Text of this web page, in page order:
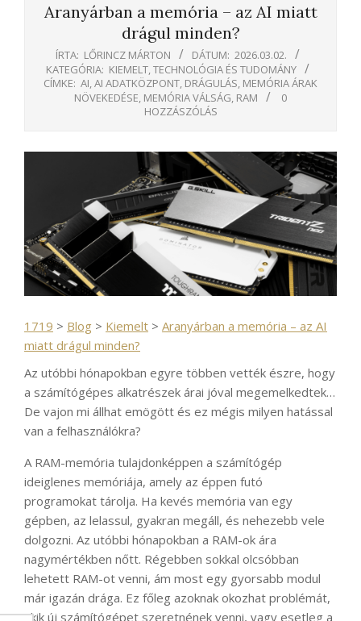
Aranyárban a memória – az AI miatt
drágul minden?
ÍRTA: LŐRINCZ MÁRTON DÁTUM: 2026.03.02.
KATEGÓRIA: KIEMELT,TECHNOLÓGIA ÉS TUDOMÁNY
CÍMKE: AI,AI ADATKÖZPONT, DRÁGULÁS, MEMÓRIA ÁRAK
NÖVEKEDÉSE, MEMÓRIA VÁLSÁG, RAM
0
HOZZÁSZÓLÁS
1719 > Blog > Kiemelt > Aranyárban a memória – az AI
miatt drágul minden?
Az utóbbi hónapokban egyre többen vették észre, hogy
a számítógépes alkatrészek árai jóval megemelkedtek…
De vajon mi állhat emögött és ez mégis milyen hatással
van a felhasználókra?
A RAM-memória tulajdonképpen a számítógép
ideiglenes memóriája, amely az éppen futó
programokat tárolja. Ha kevés memória van egy
gépben, az lelassul, gyakran megáll, és nehezebb vele
dolgozni. Az utóbbi hónapokban a RAM-ok ára
nagymértékben nőtt. Régebben sokkal olcsóbban
lehetett RAM-ot venni, ám most egy gyorsabb modul
már igazán drága. Ez főleg azoknak okozhat problémát,
akik új számítógépet szeretnének venni, vagy esetleg a